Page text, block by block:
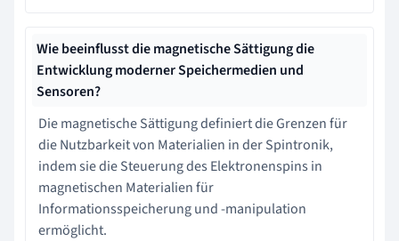
Wie beeinflusst die magnetische Sättigung die
Entwicklung moderner Speichermedien und
Sensoren?
Die magnetische Sättigung definiert die Grenzen für
die Nutzbarkeit von Materialien in der Spintronik,
indem sie die Steuerung des Elektronenspins in
magnetischen Materialien für
Informationsspeicherung und -manipulation
ermöglicht.